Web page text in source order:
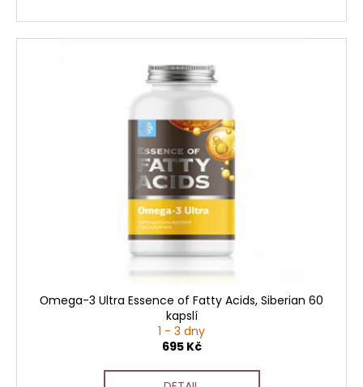
Оmega-3 Ultra Essence of Fatty Acids, Siberian 60
kapslí
1 - 3 dny
695 Kč